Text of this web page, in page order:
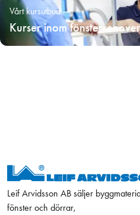
Vårt kursutbud
Kurser inom
Leif Arvidsson AB säljer
fönster och dörrar,